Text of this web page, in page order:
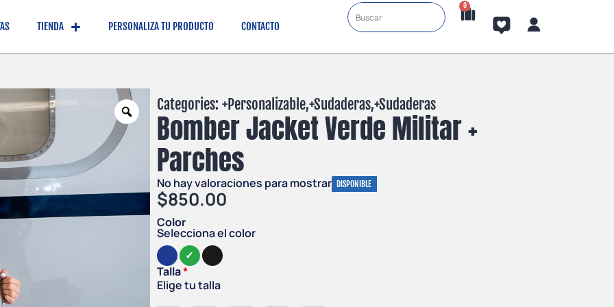
TIENDA PERSONALIZA TU PRODUCTO CONTACTO
0
Categories: +Personalizable,+Sudaderas,+Sudaderas
Bomber Jacket Verde Militar +
Parches
No hay valoraciones para mostrar DISPONIBLE
$850.00
Color
Selecciona el color
Talla
Elige tu talla